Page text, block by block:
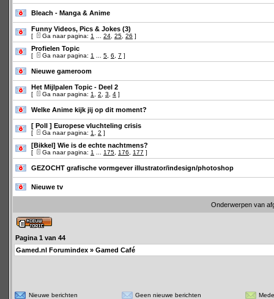
Bleach - Manga & Anime
Funny Videos, Pics & Jokes (3)
[ Ga naar pagina: 1 24 25 26 ]
Profielen Topic
[ Ga naar pagina: 1 5 6 7 ]
Nieuwe gameroom
Het Mijlpalen Topic - Deel 2
[ Ga naar pagina: 1 2 3 4 ]
Welke Anime kijk jij op dit moment?
[ Poll ] Europese vluchteling crisis
[ Ga naar pagina: 1 2 ]
[Bikkel] Wie is de echte nachtmens?
[ Ga naar pagina: 1 175 176 177 ]
GEZOCHT grafische vormgever illustrator/indesign/photoshop
Nieuwe tv
Onderwerpen van
Pagina 1 van 44
Gamed.nl Forumindex » Gamed Café
Nieuwe berichten Geen nieuwe berichten